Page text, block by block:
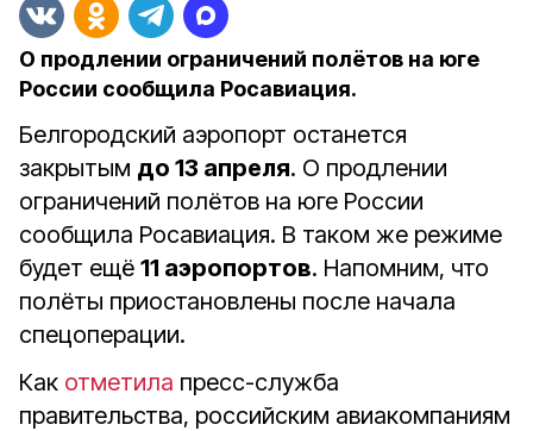
О продлении ограничений полётов на юге
России сообщила Росавиация.
Белгородский аэропорт останется
закрытым до 13 апреля. О продлении
ограничений полётов на юге России
сообщила Росавиация. В таком же режиме
будет ещё 11 аэропортов. Напомним, что
полёты приостановлены после начала
спецоперации.
Как отметила пресс-служба
правительства, российским авиакомпаниям